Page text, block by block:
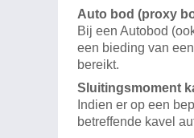
Auto bod (proxy
Bij een Autobod
een bieding van
bereikt.
Sluitingsmoment
Indien er op een
betreffende kavel